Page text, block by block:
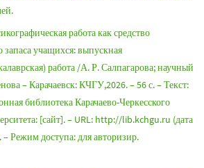
работа как средство
запаса учащихся: выпускная
работа /А. Р. Салпагарова; научный
– Карачаевск: КЧГУ,2026. – 56 с. – Текст:
библиотека Карачаево-Черкесского
[сайт]. – URL: http://lib.kchgu.ru (дата
Режим доступа: для авторизир.